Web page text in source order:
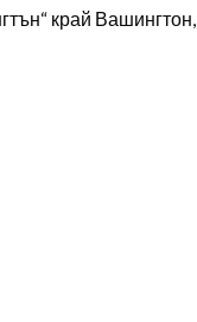
край